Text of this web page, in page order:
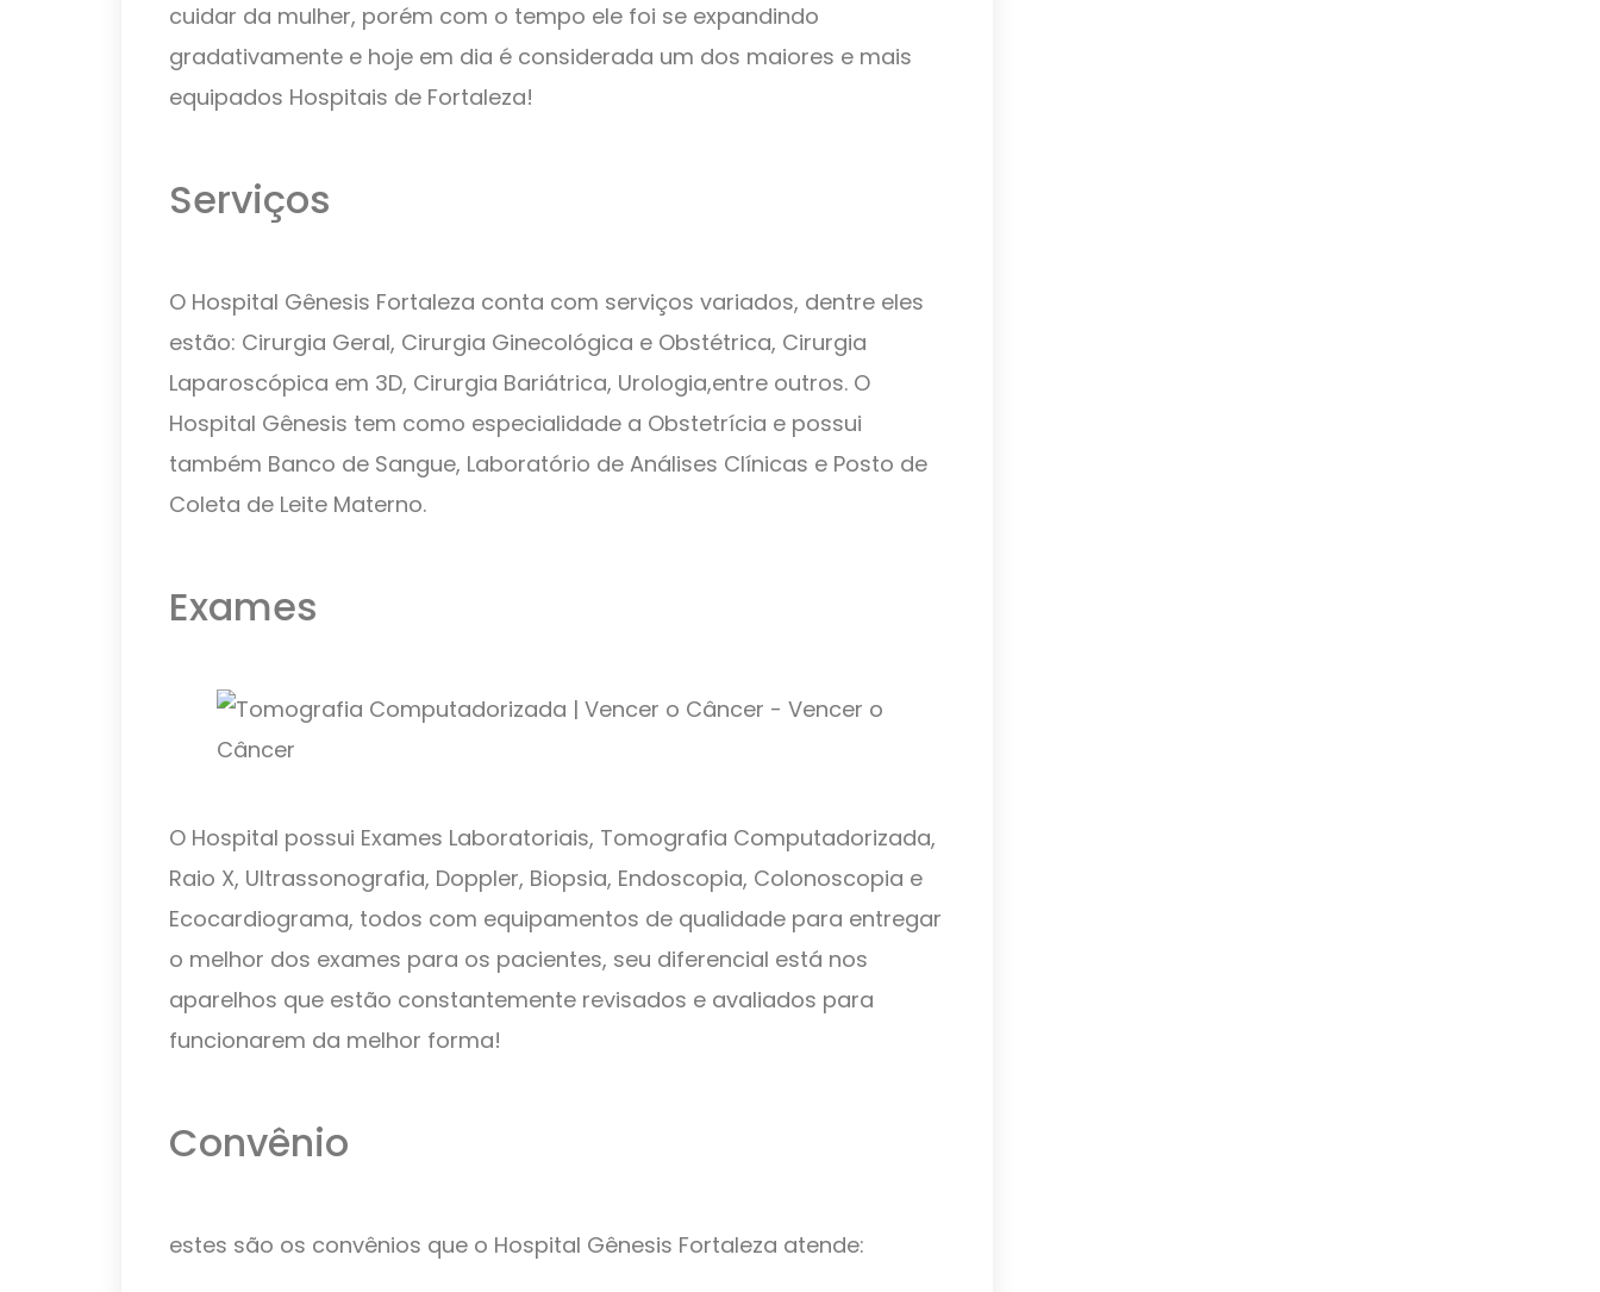
cuidar da mulher, porém com o tempo ele foi se expandindo
gradativamente e hoje em dia é considerada um dos maiores e mais
equipados Hospitais de Fortaleza!
Serviços
O Hospital Gênesis Fortaleza conta com serviços variados, dentre eles
estão: Cirurgia Geral, Cirurgia Ginecológica e Obstétrica, Cirurgia
Laparoscópica em 3D, Cirurgia Bariátrica, Urologia,entre outros. O
Hospital Gênesis tem como especialidade a Obstetrícia e possui
também Banco de Sangue, Laboratório de Análises Clínicas e Posto de
Coleta de Leite Materno.
Exames
O Hospital possui Exames Laboratoriais, Tomografia Computadorizada,
Raio X, Ultrassonografia, Doppler, Biopsia, Endoscopia, Colonoscopia e
Ecocardiograma, todos com equipamentos de qualidade para entregar
o melhor dos exames para os pacientes, seu diferencial está nos
aparelhos que estão constantemente revisados e avaliados para
funcionarem da melhor forma!
Convênio
estes são os convênios que o Hospital Gênesis Fortaleza atende: